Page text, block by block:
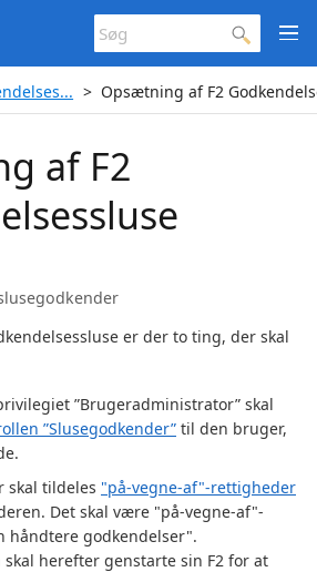
Opsætning af F2
af F2
er der to ting, der skal
”Brugeradministrator” skal
”Slusegodkender” til den bruger,
skal tildeles "på-vegne-af"-rettigheder
Det skal være "på-vegne-af"-
håndtere godkendelser".
herefter genstarte sin F2 for at